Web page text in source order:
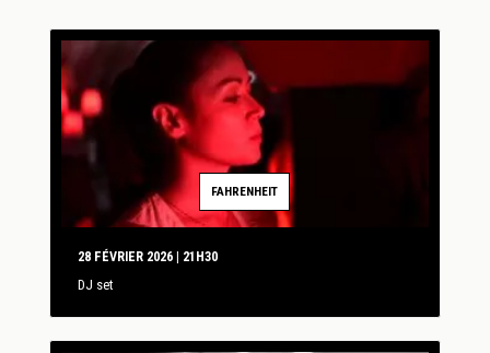
FAHRENHEIT
28 FÉVRIER 2026 | 21H30
DJ set